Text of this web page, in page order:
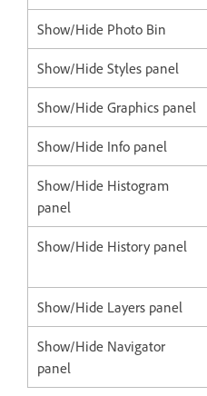
Show/Hide Photo Bin
Show/Hide Styles panel
Show/Hide Graphics panel
Show/Hide Info panel
Show/Hide Histogram
panel
Show/Hide History panel
Show/Hide Layers panel
Show/Hide Navigator
panel